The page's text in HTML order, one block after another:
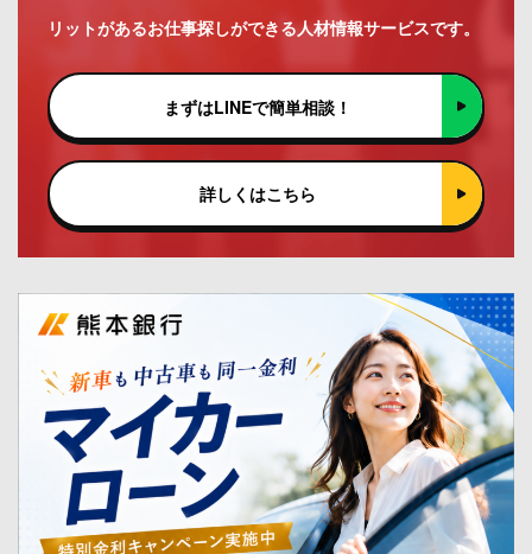
リットがあるお仕事探しができる人材情報サービスです。
まずはLINEで簡単相談！
詳しくはこちら